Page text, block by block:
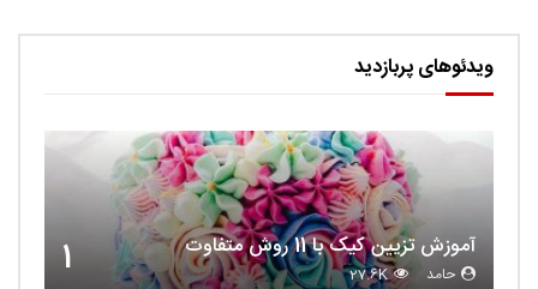
ویدئوهای پربازدید
1 آموزش تزیین کیک با 11 روش متفاوت
حامد 27.6K